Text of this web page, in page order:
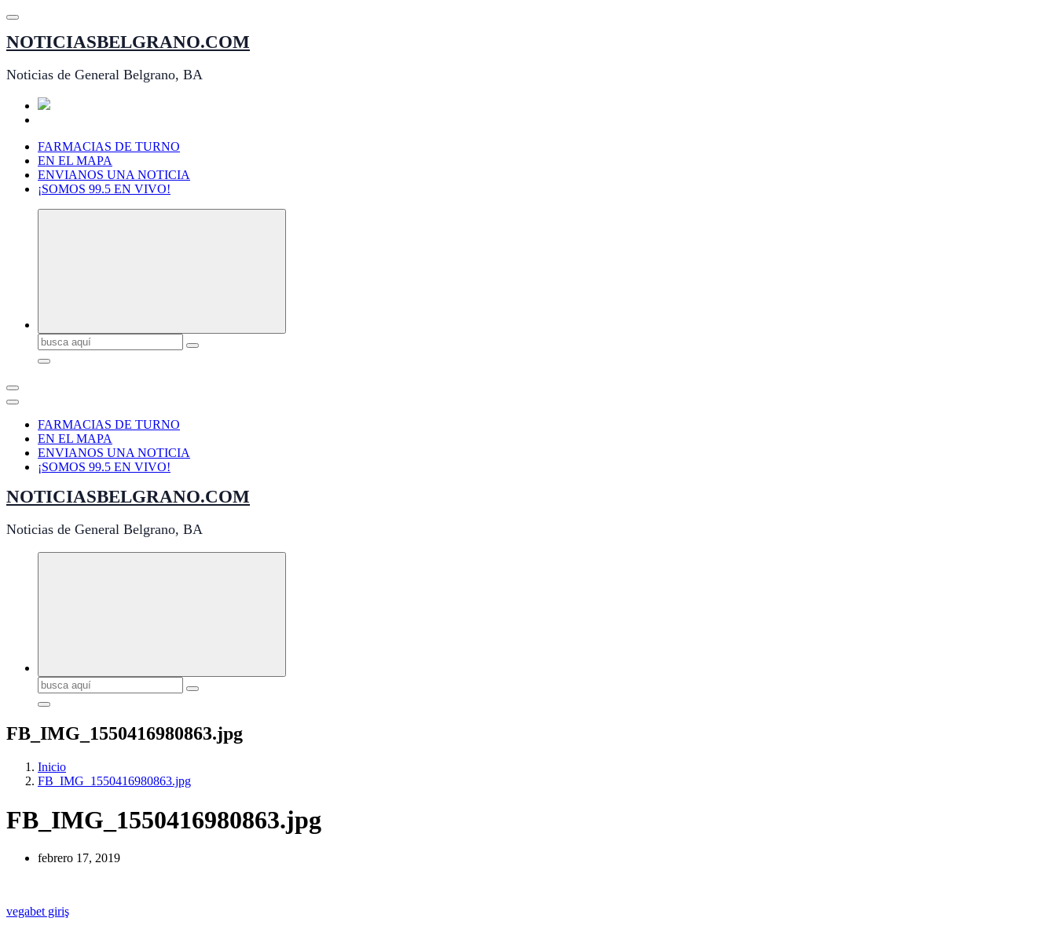
Saltar
contenido
NOTICIASBELGRANO.COM
Noticias de General Belgrano, BA
FARMACIAS DE TURNO
EN EL MAPA
ENVIANOS UNA NOTICIA
¡SOMOS 99.5 EN VIVO!
Buscar:
FARMACIAS DE TURNO
EN EL MAPA
ENVIANOS UNA NOTICIA
¡SOMOS 99.5 EN VIVO!
NOTICIASBELGRANO.COM
Noticias de General Belgrano, BA
Buscar:
FB_IMG_1550416980863.jpg
Inicio
FB_IMG_1550416980863.jpg
FB_IMG_1550416980863.jpg
febrero 17, 2019
vegabet giriş